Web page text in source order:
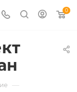
0
—